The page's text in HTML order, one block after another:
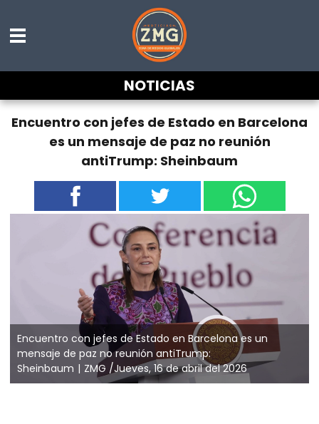
NOTICIAS
Encuentro con jefes de Estado en Barcelona
es un mensaje de paz no reunión
antiTrump: Sheinbaum
Encuentro con jefes de Estado en Barcelona es un
mensaje de paz no reunión antiTrump:
Sheinbaum
ZMG /Jueves, 16 de abril del 2026